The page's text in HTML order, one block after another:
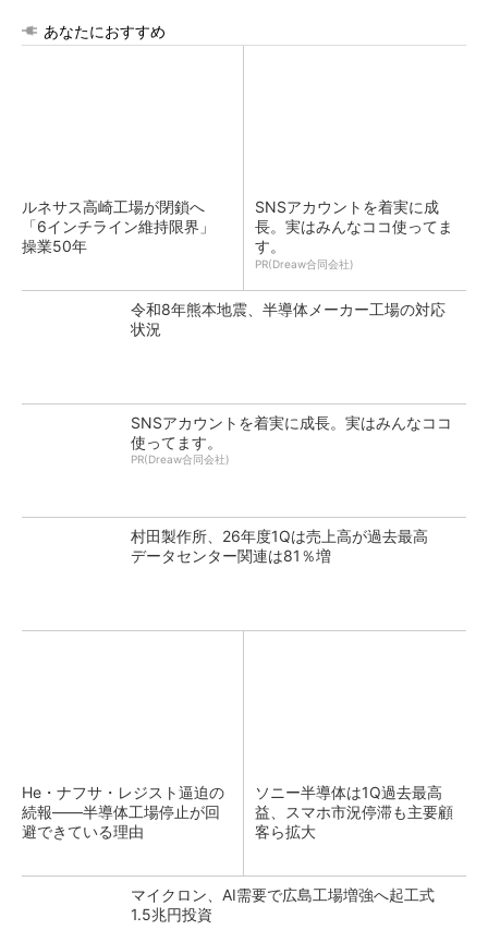
あなたにおすすめ
ルネサス高崎工場が閉鎖へ
「6インチライン維持限界」
操業50年
SNSアカウントを着実に成
長。実はみんなココ使ってま
す。
PR(Dreaw合同会社)
令和8年熊本地震、半導体メーカー工場の対応
状況
SNSアカウントを着実に成長。実はみんなココ
使ってます。
PR(Dreaw合同会社)
村田製作所、26年度1Qは売上高が過去最高
データセンター関連は81％増
He・ナフサ・レジスト逼迫の
続報――半導体工場停止が回
避できている理由
ソニー半導体は1Q過去最高
益、スマホ市況停滞も主要顧
客ら拡大
マイクロン、AI需要で広島工場増強へ起工式
1.5兆円投資